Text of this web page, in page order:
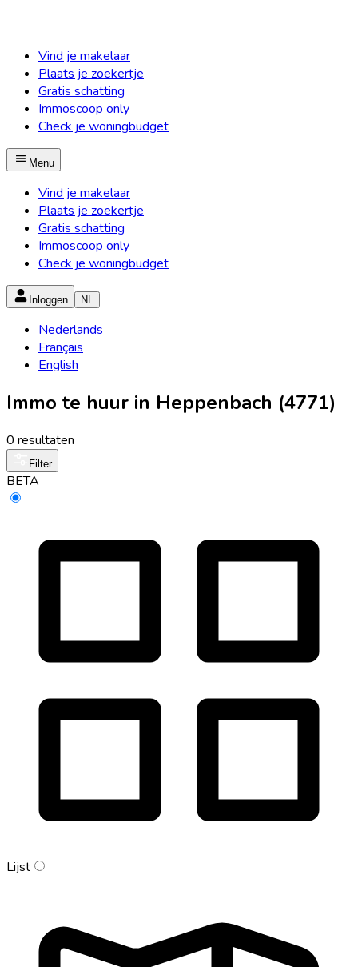
Vind je makelaar
Plaats je zoekertje
Gratis schatting
Immoscoop only
Check je woningbudget
Menu
Vind je makelaar
Plaats je zoekertje
Gratis schatting
Immoscoop only
Check je woningbudget
Inloggen NL
Nederlands
Français
English
Immo te huur in Heppenbach (4771)
0 resultaten
Filter
BETA
Lijst